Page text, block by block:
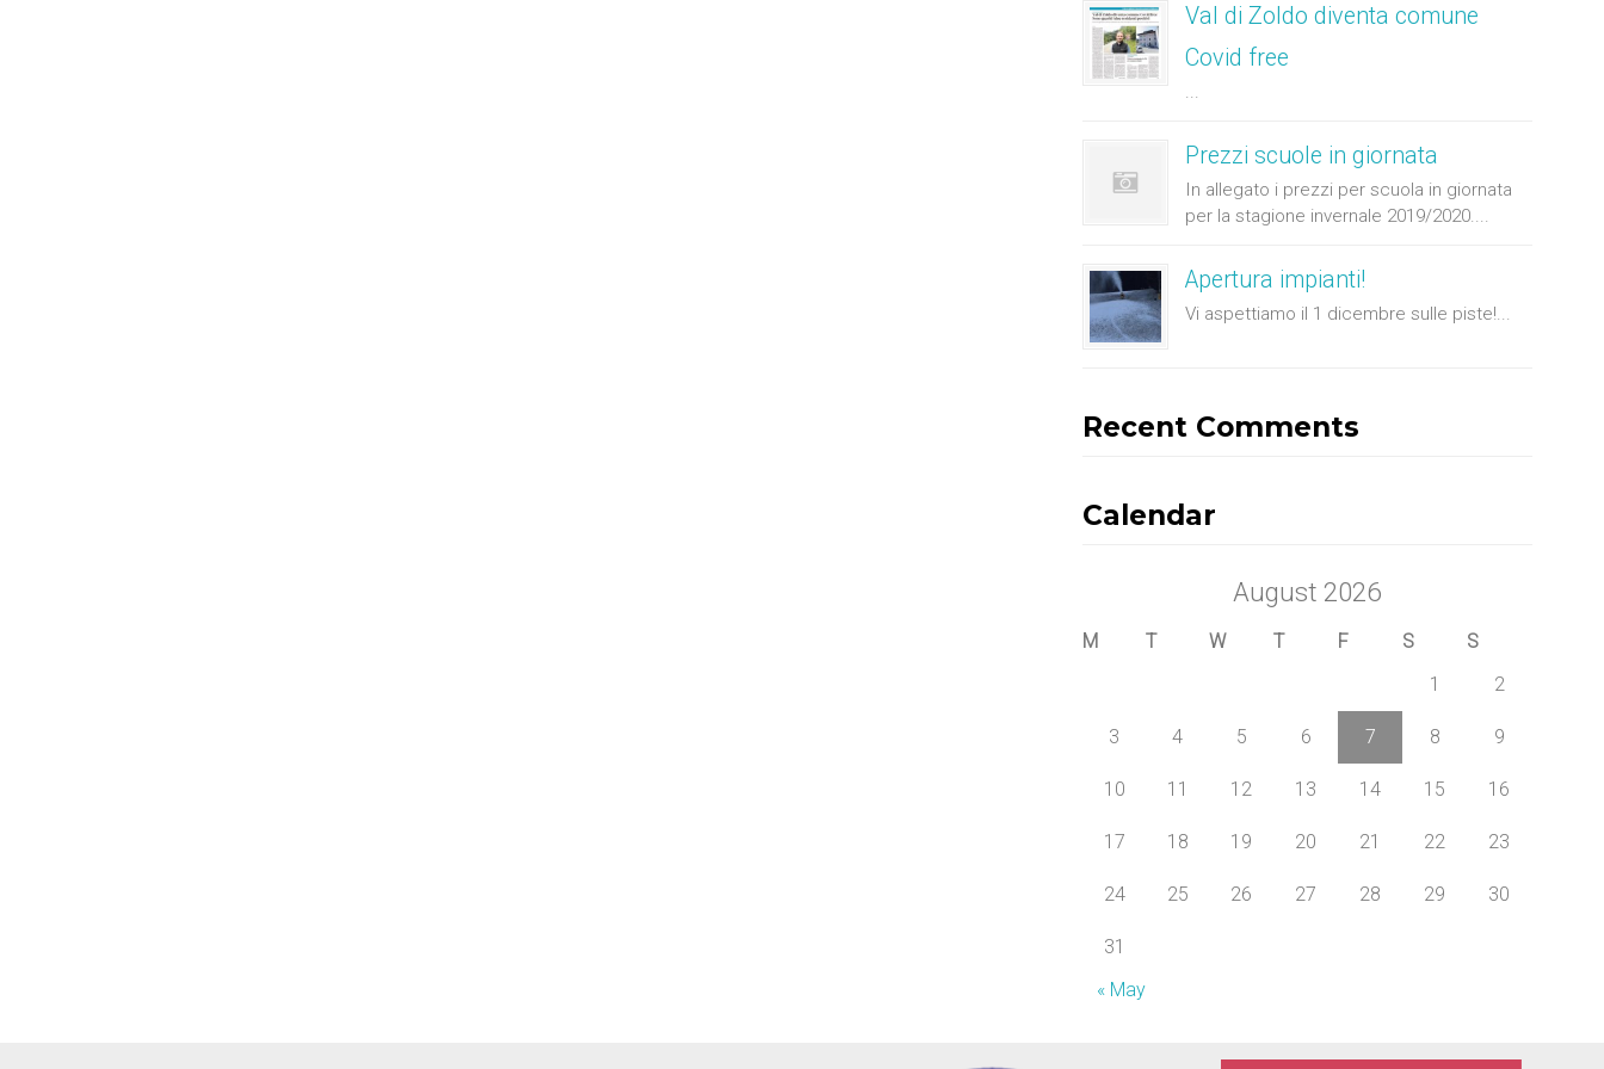
Val di Zoldo diventa comune
Covid free
...
Prezzi scuole in giornata
In allegato i prezzi per scuola in giornata
per la stagione invernale 2019/2020....
Apertura impianti!
Vi aspettiamo il 1 dicembre sulle piste!...
Recent Comments
Calendar
August 2026
M T W T F S
S
1
2
3 4 5 6 7 8 9
10 11 12 13 14 15 16
17 18 19 20 21 22 23
24 25 26 27 28 29 30
31
« May